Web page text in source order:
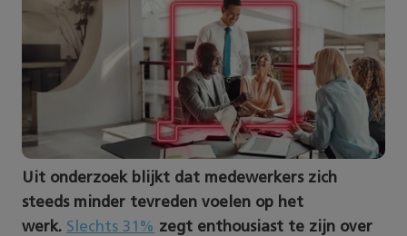
Uit onderzoek blijkt dat medewerkers zich
steeds minder tevreden voelen op het
werk. Slechts 31% zegt enthousiast te zijn over